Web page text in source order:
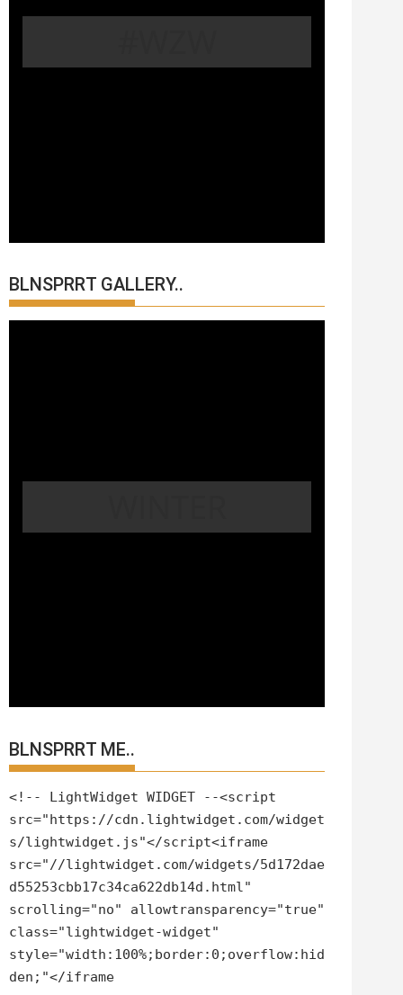
BLNSPRRT GALLERY..
BLNSPRRT ME..
<!-- LightWidget WIDGET --<script
src="https://cdn.lightwidget.com/widget
s/lightwidget.js"</script<iframe
src="//lightwidget.com/widgets/5d172dae
d55253cbb17c34ca622db14d.html"
scrolling="no" allowtransparency="true"
class="lightwidget-widget"
style="width:100%;border:0;overflow:hid
den;"</iframe